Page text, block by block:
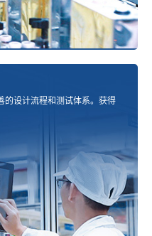
设计流程和测试体系。获得